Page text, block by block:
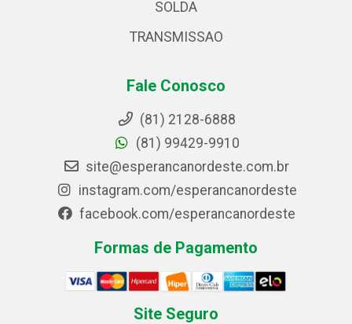
SOLDA
TRANSMISSAO
Fale Conosco
(81) 2128-6888
(81) 99429-9910
site@esperancanordeste.com.br
instagram.com/esperancanordeste
facebook.com/esperancanordeste
Formas de Pagamento
Site Seguro